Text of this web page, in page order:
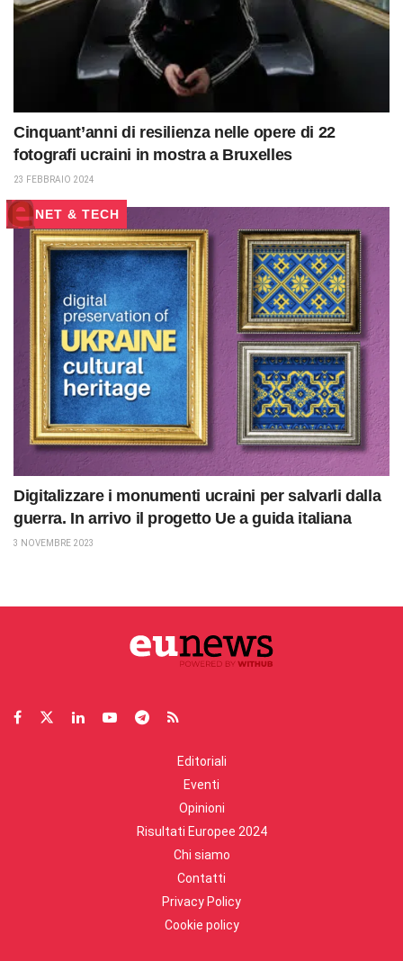
Cinquant’anni di resilienza nelle opere di 22
fotografi ucraini in mostra a Bruxelles
23 FEBBRAIO 2024
NET & TECH
Digitalizzare i monumenti ucraini per salvarli dalla
guerra. In arrivo il progetto Ue a guida italiana
3 NOVEMBRE 2023
Editoriali
Eventi
Opinioni
Risultati Europee 2024
Chi siamo
Contatti
Privacy Policy
Cookie policy